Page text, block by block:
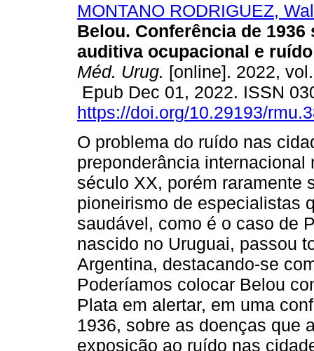
MONTANO RODRIGUEZ,
Belou. Conferência de 1936
auditiva ocupacional e
Méd. Urug. [online]. 2022,
Epub Dec 01, 2022. ISSN
https://doi.org/10.29193/
O problema do ruído nas
preponderância internacional
século XX, porém raramente
pioneirismo de especialistas
saudável, como é o caso de
nascido no Uruguai, passou
Argentina, destacando-se
Poderíamos colocar Belou
Plata em alertar, em uma
1936, sobre as doenças que
exposição ao ruído nas